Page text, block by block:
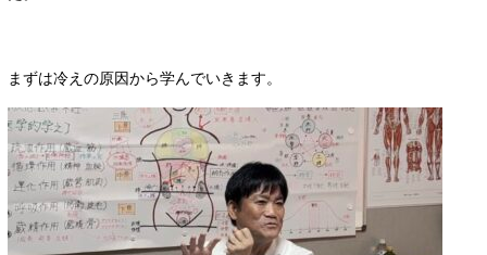
まずは冷えの原因から学んでいきます。